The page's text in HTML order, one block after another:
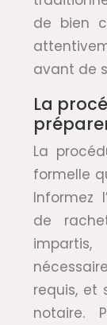
de bien
avant de
La
La
formelle
Informez
de
requis, et
notaire.